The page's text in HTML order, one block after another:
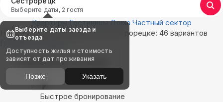
Выберите даты, 2 гостя
Квартиры Гостиницы Дома Частный сектор
Найдём, где остановиться в Сестрорецке: 46 вариантов
Показать на карте
Выбирайте лучшее
Быстрое бронирование
Выберите даты заезда и
отъезда
Доступность жилья и стоимость
зависят от дат проживания
Позже Указать